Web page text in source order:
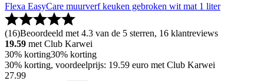
Flexa EasyCare muurverf keuken gebroken wit mat 1 liter
(16)Beoordeeld met 4.3 van de 5 sterren, 16 klantreviews
19.59 met Club Karwei
30% korting30% korting
30% korting, voordeelprijs: 19.59 euro met Club Karwei
27.99